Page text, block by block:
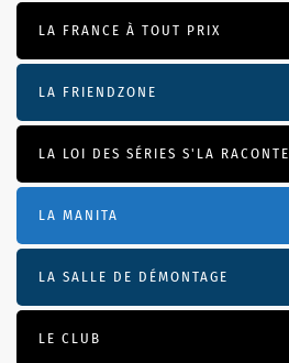
LA FRANCE À TOUT PRIX
LA FRIENDZONE
LA LOI DES SÉRIES S'LA RACONTE
LA MANITA
LA SALLE DE DÉMONTAGE
LE CLUB